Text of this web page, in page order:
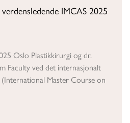
IMCAS 2025
Oslo Plastikkirurgi og dr.
Faculty ved det internasjonalt
Master Course on